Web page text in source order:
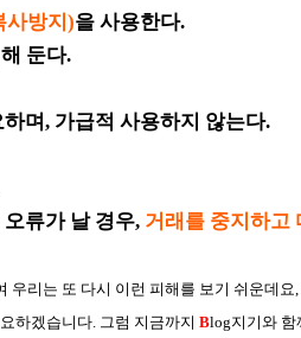
사방지)을 사용한다.
둔다.
하며, 가급적 사용하지 않는다.
류가 날 경우, 거래를 중지하고
리는 또 다시 이런 피해를 보기 쉬운데
하겠습니다. 그럼 지금까지 Blog지기와 함